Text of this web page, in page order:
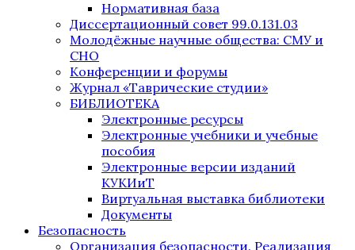
Нормативная база
Диссертационный совет 99.0.131.03
Молодёжные научные общества: СМУ и
СНО
Конференции и форумы
Журнал «Таврические студии»
БИБЛИОТЕКА
Электронные ресурсы
Электронные учебники и учебные
пособия
Электронные версии изданий
КУКИиТ
Виртуальная выставка библиотеки
Документы
Безопасность
Организация безопасности. Реализация